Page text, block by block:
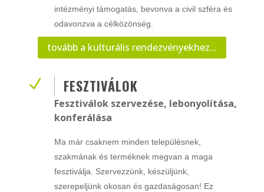
intézményi támogatás, bevonva a civil szféra és
odavonzva a célközönség.
tovább a kulturális rendezvényekhez...
N FESZTIVÁLOK
Fesztiválok szervezése, lebonyolítása,
konferálása
Ma már csaknem minden településnek,
szakmának és terméknek megvan a maga
fesztiválja. Szervezzünk, készüljünk,
szerepeljünk okosan és gazdaságosan! Ez